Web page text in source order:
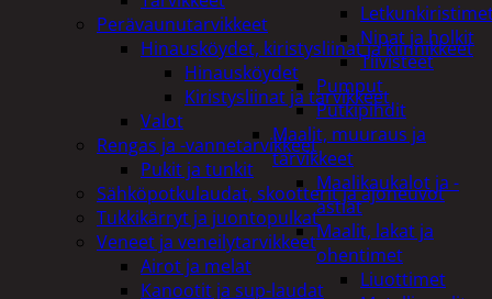
Nipat ja holkit
Tiivisteet
Pumput
Putkipihdit
Maalit, muuraus ja
tarvikkeet
Maalikaukalot ja -
astiat
Maalit, lakat ja
ohentimet
Liuottimet
Perävaunutarvikkeet
Hinausköydet, kiristysliinat ja kiinnikkeet
Hinausköydet
Kiristysliinat ja tarvikkeet
Valot
Rengas ja -vannetarvikkeet
Pukit ja tunkit
Sähköpotkulaudat, skootterit ja ajoneuvot
Tukkikärryt ja juontopulkat
Veneet ja veneilytarvikkeet
Airot ja melat
Kanootit ja sup-laudat